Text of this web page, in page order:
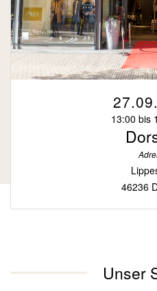
13:00 bis
46236
Unser